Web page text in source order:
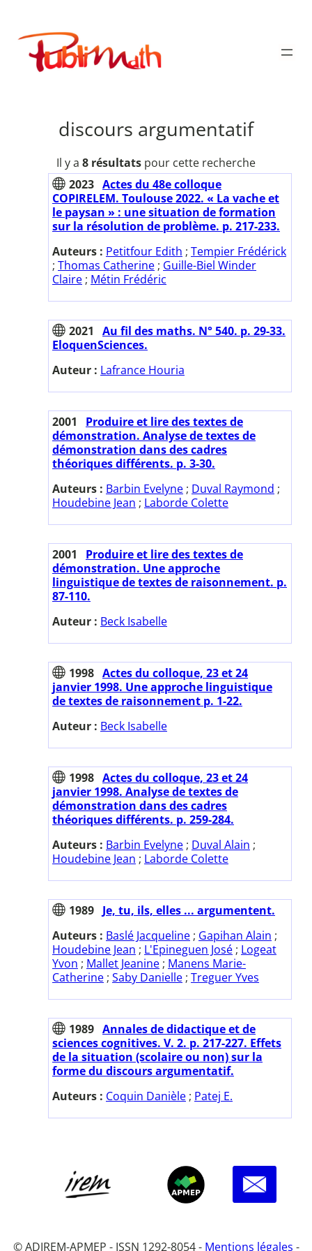
contenu
Publimath
discours argumentatif
Il y a 8 résultats pour cette recherche
2023 Actes du 48e colloque
COPIRELEM. Toulouse 2022. « La vache et
le paysan » : une situation de formation
sur la résolution de problème. p. 217-233.
Auteurs : Petitfour Edith ; Tempier Frédérick
; Thomas Catherine ; Guille-Biel Winder
Claire ; Métin Frédéric
2021
Au fil des maths. N° 540. p. 29-33.
EloquenSciences.
Auteur : Lafrance Houria
2001
Produire et lire des textes de
démonstration. Analyse de textes de
démonstration dans des cadres
théoriques différents. p. 3-30.
Auteurs : Barbin Evelyne ; Duval Raymond ;
Houdebine Jean ; Laborde Colette
2001
Produire et lire des textes de
démonstration. Une approche
linguistique de textes de raisonnement. p.
87-110.
Auteur : Beck Isabelle
1998 Actes du colloque, 23 et 24
janvier 1998. Une approche linguistique
de textes de raisonnement p. 1-22.
Auteur : Beck Isabelle
1998 Actes du colloque, 23 et 24
janvier 1998. Analyse de textes de
démonstration dans des cadres
théoriques différents. p. 259-284.
Auteurs : Barbin Evelyne ; Duval Alain ;
Houdebine Jean ; Laborde Colette
1989 Je, tu, ils, elles ... argumentent.
Auteurs : Baslé Jacqueline ; Gapihan Alain ;
Houdebine Jean ; L'Epineguen José ; Logeat
Yvon ; Mallet Jeanine ; Manens Marie-
Catherine ; Saby Danielle ; Treguer Yves
1989 Annales de didactique et de
sciences cognitives. V. 2. p. 217-227. Effets
de la situation (scolaire ou non) sur la
forme du discours argumentatif.
Auteurs : Coquin Danièle ; Patej E.
© ADIREM-APMEP - ISSN 1292-8054 - Mentions légales -